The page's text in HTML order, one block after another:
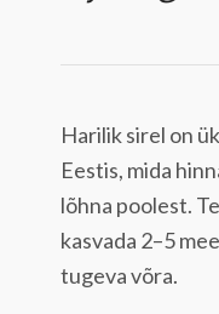
Harilik sirel on
Eestis, mida
lõhna poolest.
kasvada 2–5
tugeva võra.